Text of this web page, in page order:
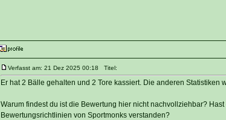
Verfasst am: 21 Dez 2025 00:18 Titel:
Er hat 2 Bälle gehalten und 2 Tore kassiert. Die anderen Statistiken
Warum findest du ist die Bewertung hier nicht nachvollziehbar?
Bewertungsrichtlinien von Sportmonks verstanden?